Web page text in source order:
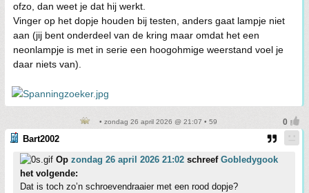
ofzo, dan weet je dat hij werkt.
Vinger op het dopje houden bij testen, anders gaat lampje niet
aan (jij bent onderdeel van de kring maar omdat het een
neonlampje is met in serie een hoogohmige weerstand voel je
daar niets van).
• zondag 26 april 2026 @ 21:07 • 59
Bart2002
Op zondag 26 april 2026 21:02 schreef Gobledygook
het volgende:
Dat is toch zo’n schroevendraaier met een rood dopje?